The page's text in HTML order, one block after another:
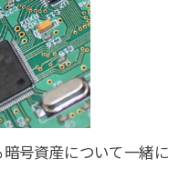
号資産について一緒に